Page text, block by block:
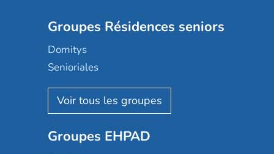
Groupes Résidences seniors
Domitys
Senioriales
Nohée
Les Résidentiels
Mobicap
Groupes EHPAD